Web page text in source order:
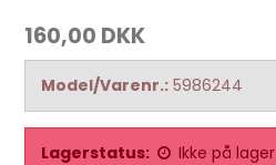
160,00 DKK
Model/Varenr.: 5986244
Lagerstatus: Ikke på lager